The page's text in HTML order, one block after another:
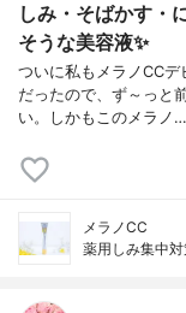
しみ・そばかす・
そうな美容液✨
ついに私もメラノCC
だったので、ず～っと
い。しかもこのメラノ…
メラノCC
薬用しみ集中